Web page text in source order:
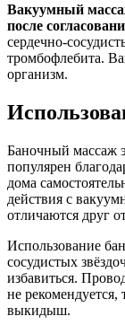
Вакуумный
после
сердечно-
тромбофлебита.
организм.
Баночный массаж
популярен
дома
действия с
отличаются друг
Использование
сосудистых
избавиться.
не рекомендуется,
выкидыш.